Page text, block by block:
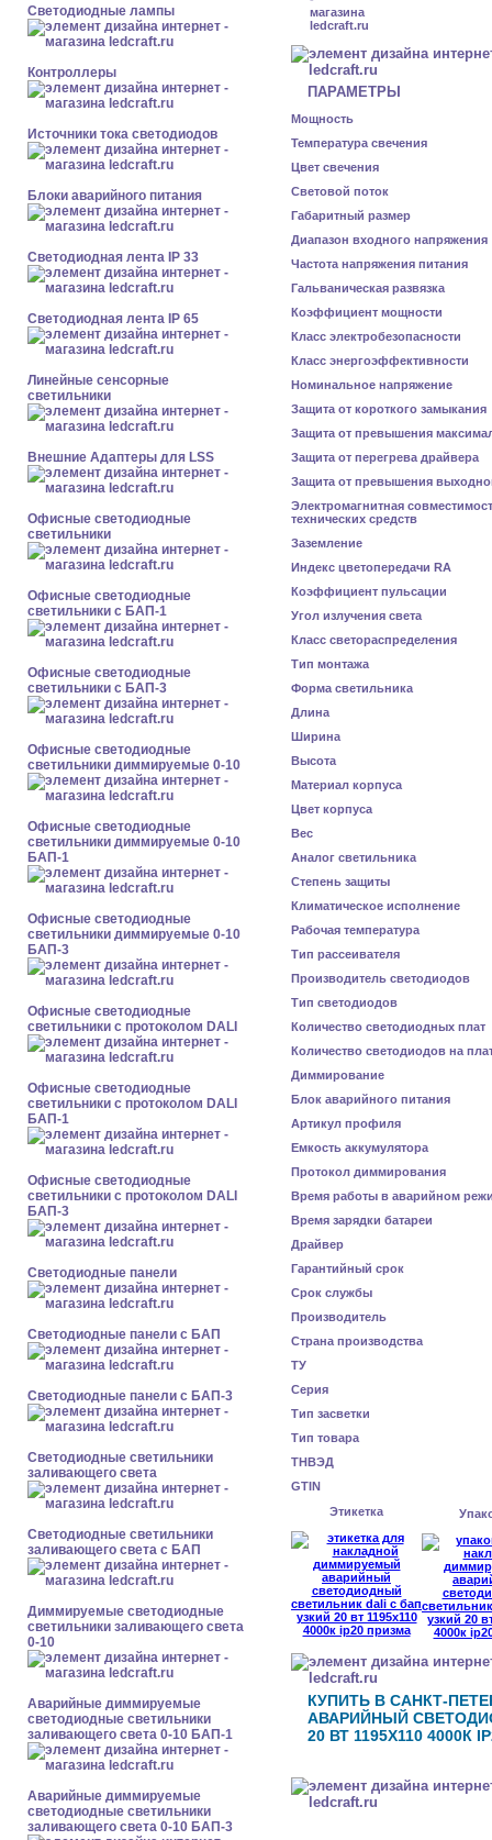
Светодиодные лампы
Контроллеры
Источники тока светодиодов
Блоки аварийного питания
Светодиодная лента IP 33
Светодиодная лента IP 65
Линейные сенсорные
светильники
Внешние Адаптеры для LSS
Офисные светодиодные
светильники
Офисные светодиодные
светильники с БАП-1
Офисные светодиодные
светильники с БАП-3
Офисные светодиодные
светильники диммируемые 0-10
Офисные светодиодные
светильники диммируемые 0-10
БАП-1
Офисные светодиодные
светильники диммируемые 0-10
БАП-3
Офисные светодиодные
светильники с протоколом DALI
Офисные светодиодные
светильники с протоколом DALI
БАП-1
Офисные светодиодные
светильники с протоколом DALI
БАП-3
Cветодиодные панели
Cветодиодные панели с БАП
Cветодиодные панели с БАП-3
Светодиодные светильники
заливающего света
Светодиодные светильники
заливающего света с БАП
Диммируемые светодиодные
светильники заливающего света
0-10
Аварийные диммируемые
светодиодные светильники
заливающего света 0-10 БАП-1
Аварийные диммируемые
светодиодные светильники
заливающего света 0-10 БАП-3
ПАРАМЕТРЫ
Мощность
Температура свечения
Цвет свечения
Световой поток
Габаритный размер
Диапазон входного напряжения
Частота напряжения питания
Гальваническая развязка
Коэффициент мощности
Класс электробезопасности
Класс энергоэффективности
Номинальное напряжение
Защита от короткого замыкания
Защита от превышения
Защита от перегрева драйвера
Защита от превышения
Электромагнитная
технических средств
Заземление
Индекс цветопередачи RA
Коэффициент пульсации
Угол излучения света
Класс светораспределения
Тип монтажа
Форма светильника
Длина
Ширина
Высота
Материал корпуса
Цвет корпуса
Вес
Аналог светильника
Степень защиты
Климатическое исполнение
Рабочая температура
Тип рассеивателя
Производитель светодиодов
Тип светодиодов
Количество светодиодных плат
Количество светодиодов на
Диммирование
Блок аварийного питания
Артикул профиля
Емкость аккумулятора
Протокол диммирования
Время работы в аварийном
Время зарядки батареи
Драйвер
Гарантийный срок
Срок службы
Производитель
Страна производства
ТУ
Серия
Тип засветки
Тип товара
ТНВЭД
GTIN
Этикетка
КУПИТЬ В САНКТ-
АВАРИЙНЫЙ
20 ВТ 1195X110 4000К